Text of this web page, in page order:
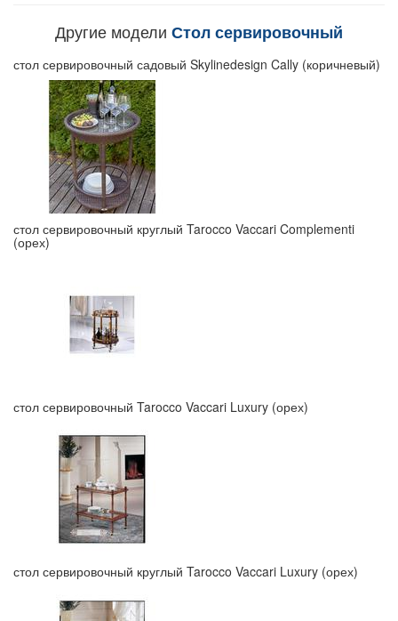
Другие модели Стол сервировочный
стол сервировочный садовый Skylinedesign Cally (коричневый)
стол сервировочный круглый Tarocco Vaccari Complementi
(орех)
стол сервировочный Tarocco Vaccari Luxury (орех)
стол сервировочный круглый Tarocco Vaccari Luxury (орех)